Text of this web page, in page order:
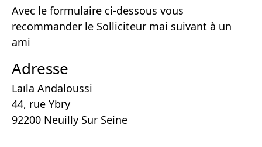
Avec le formulaire ci-dessous vous
recommander le Solliciteur mai suivant à un
ami
Adresse
Laïla Andaloussi
44, rue Ybry
92200 Neuilly Sur Seine